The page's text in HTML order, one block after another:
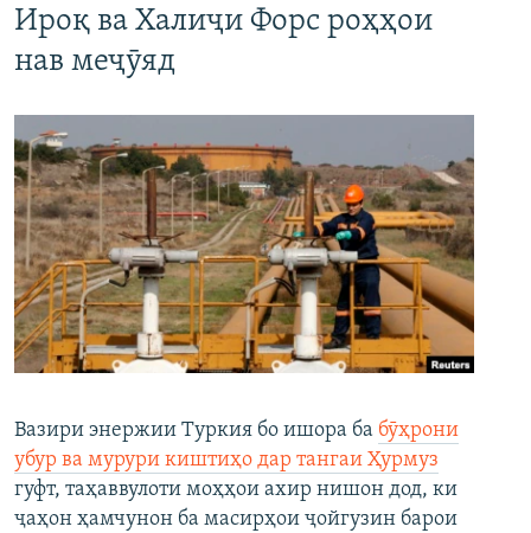
Ироқ ва Халиҷи Форс роҳҳои
нав меҷӯяд
Вазири энержии Туркия бо ишора ба бӯҳрони
убур ва мурури киштиҳо дар тангаи Ҳурмуз
гуфт, таҳаввулоти моҳҳои ахир нишон дод, ки
ҷаҳон ҳамчунон ба масирҳои ҷойгузин барои